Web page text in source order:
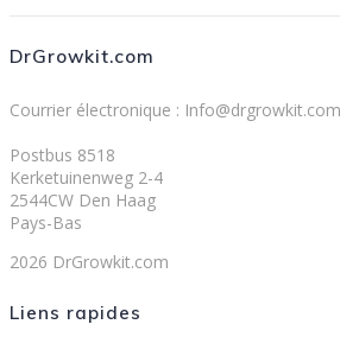
DrGrowkit.com
Courrier électronique : Info@drgrowkit.com
Postbus 8518
Kerketuinenweg 2-4
2544CW Den Haag
Pays-Bas
2026 DrGrowkit.com
Liens rapides